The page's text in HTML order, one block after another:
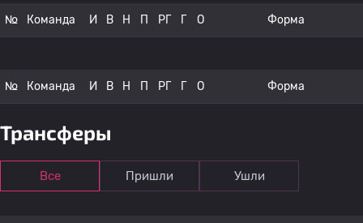
№ Команда И В Н П РГ Г О Форма
№ Команда И В Н П РГ Г О Форма
Трансферы
Все Пришли Ушли